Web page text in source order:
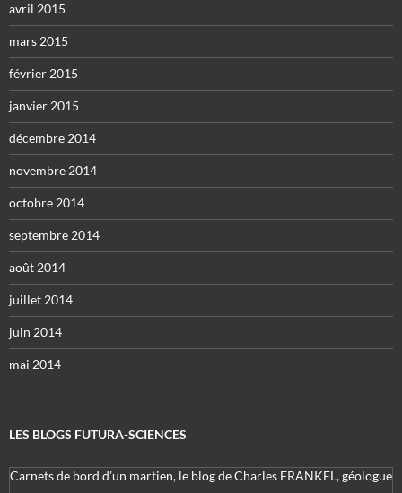
avril 2015
mars 2015
février 2015
janvier 2015
décembre 2014
novembre 2014
octobre 2014
septembre 2014
août 2014
juillet 2014
juin 2014
mai 2014
LES BLOGS FUTURA-SCIENCES
Carnets de bord d’un martien, le blog de Charles FRANKEL, géologue